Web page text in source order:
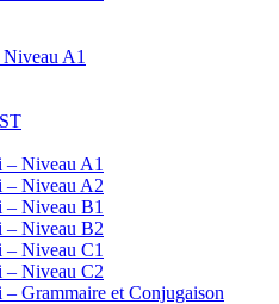
A1
– Niveau A1
– Niveau A2
– Niveau B1
– Niveau B2
– Niveau C1
– Niveau C2
– Grammaire et Conjugaison